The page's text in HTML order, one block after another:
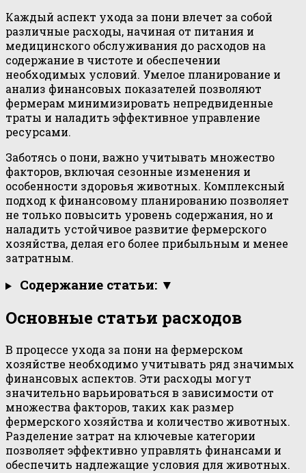
Каждый аспект ухода за пони влечет за собой
различные расходы, начиная от питания и
медицинского обслуживания до расходов на
содержание в чистоте и обеспечении
необходимых условий. Умелое планирование и
анализ финансовых показателей позволяют
фермерам минимизировать непредвиденные
траты и наладить эффективное управление
ресурсами.
Заботясь о пони, важно учитывать множество
факторов, включая сезонные изменения и
особенности здоровья животных. Комплексный
подход к финансовому планированию позволяет
не только повысить уровень содержания, но и
наладить устойчивое развитие фермерского
хозяйства, делая его более прибыльным и менее
затратным.
Содержание статьи: ▼
Основные статьи расходов
В процессе ухода за пони на фермерском
хозяйстве необходимо учитывать ряд значимых
финансовых аспектов. Эти расходы могут
значительно варьироваться в зависимости от
множества факторов, таких как размер
фермерского хозяйства и количество животных.
Разделение затрат на ключевые категории
позволяет эффективно управлять финансами и
обеспечить надлежащие условия для животных.